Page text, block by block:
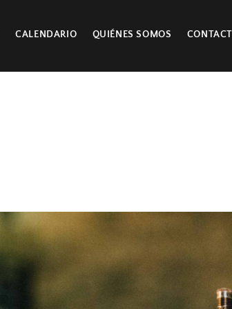
CALENDARIO QUIÉNES SOMOS